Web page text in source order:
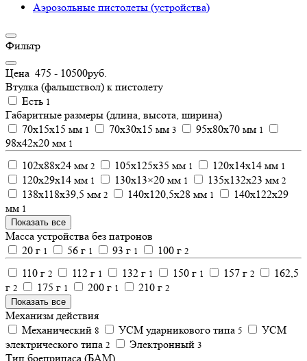
Аэрозольные пистолеты (устройства)
Фильтр
Цена 475 - 10500руб.
Втулка (фальшствол) к пистолету
Есть 1
Габаритные размеры (длина, высота, ширина)
70x15x15 мм 1 70x30x15 мм 3 95x80x70 мм 1
98х42х20 мм 1
102х88х24 мм 2 105х125х35 мм 1 120х14х14 мм 1
120х29х14 мм 1 130х13×20 мм 1 135х132х23 мм 2
138х118х39,5 мм 2 140х120,5х28 мм 1
140х122х29
мм 1
Показать все
Масса устройства без патронов
20 г 1 56 г 1 93 г 1 100 г 2
110 г 2 112 г 1 132 г 1 150 г 1 157 г 2
162,5
г 2 175 г 1 200 г 1 210 г 2
Показать все
Механизм действия
Механический 8 УСМ ударникового типа 5
УСМ
электрического типа 2 Электронный 3
Тип боеприпаса (БАМ)